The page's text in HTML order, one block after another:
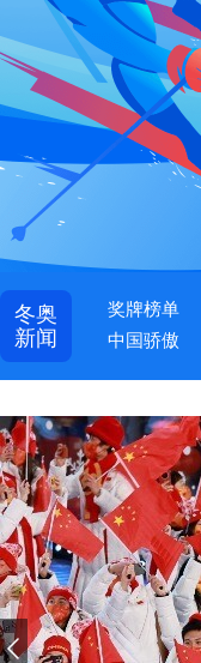
冬奥
新闻
奖牌榜单
中国骄傲